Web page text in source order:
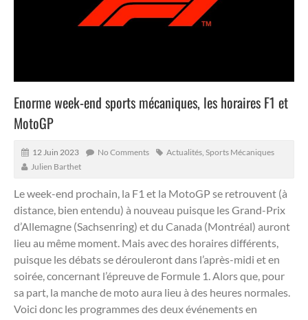
Enorme week-end sports mécaniques, les horaires F1 et
MotoGP
12 Juin 2023 No Comments Actualités Sports Mécaniques
Julien Barthet
Le week-end prochain, la F1 et la MotoGP se retrouvent (à
distance, bien entendu) à nouveau puisque les Grand-Prix
d’Allemagne (Sachsenring) et du Canada (Montréal) auront
lieu au même moment. Mais avec des horaires différents,
puisque les débats se dérouleront dans l’après-midi et en
soirée, concernant l’épreuve de Formule 1. Alors que, pour
sa part, la manche de moto aura lieu à des heures normales.
Voici donc les programmes des deux événements en